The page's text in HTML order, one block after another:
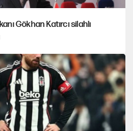
Gökhan Katırcı silahlı